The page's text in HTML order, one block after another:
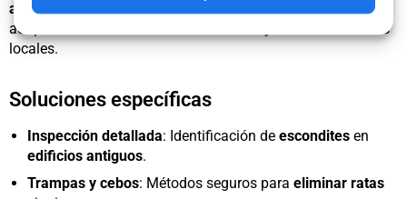
almacenes marítimos
restaurantes
adaptan sus métodos al
y a las necesidades
locales.
Soluciones específicas
Inspección detallada: Identificación de escondites en
edificios antiguos.
Trampas y cebos: Métodos seguros para eliminar ratas